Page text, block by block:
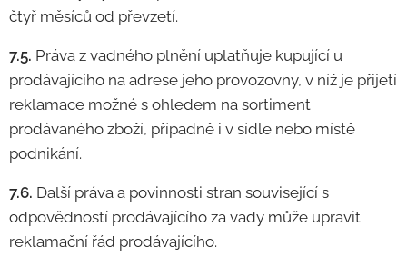
čtyř měsíců od převzetí.
7.5. Práva z vadného plnění uplatňuje kupující u
prodávajícího na adrese jeho provozovny, v níž je přijetí
reklamace možné s ohledem na sortiment
prodávaného zboží, případně i v sídle nebo místě
podnikání.
7.6. Další práva a povinnosti stran související s
odpovědností prodávajícího za vady může upravit
reklamační řád prodávajícího.